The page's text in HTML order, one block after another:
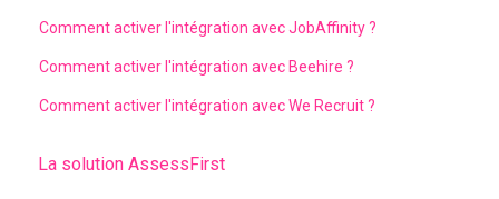
Comment activer l'intégration avec JobAffinity ?
Comment activer l'intégration avec Beehire ?
Comment activer l'intégration avec We Recruit ?
La solution AssessFirst